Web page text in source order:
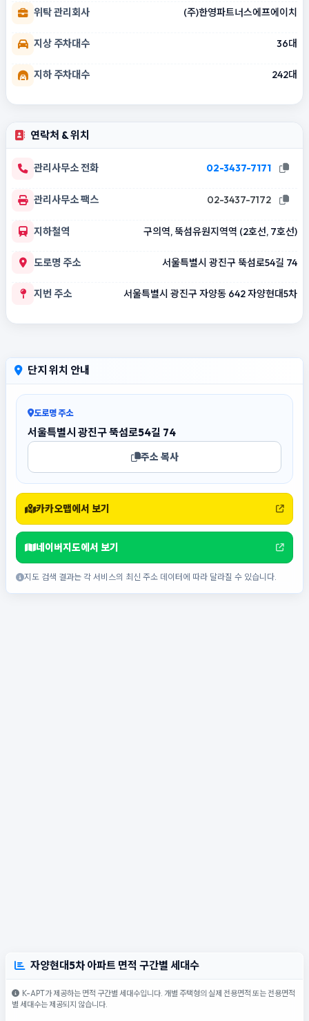
위탁 관리회사 (주)한영파트너스에프에이치
지상 주차대수 36대
지하 주차대수 242대
연락처 & 위치
관리사무소 전화 02-3437-7171
관리사무소 팩스 02-3437-7172
지하철역 구의역, 뚝섬유원지역역 (2호선, 7호선)
도로명 주소 서울특별시 광진구 뚝섬로54길 74
지번 주소 서울특별시 광진구 자양동 642 자양현대5차
단지 위치 안내
도로명 주소
서울특별시 광진구 뚝섬로54길 74
주소 복사
카카오맵에서 보기
네이버지도에서 보기
지도 검색 결과는 각 서비스의 최신 주소 데이터에 따라 달라질 수 있습니다.
자양현대5차 아파트 면적 구간별 세대수
K-APT가 제공하는 면적 구간별 세대수입니다. 개별 주택형의 실제 전용면적 또는 전용면적
별 세대수는 제공되지 않습니다.